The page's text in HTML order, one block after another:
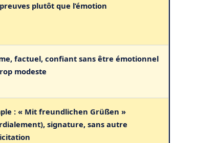
plutôt que l’émotion
factuel, confiant sans être émotionnel
modeste
: « Mit freundlichen Grüßen »
signature, sans autre